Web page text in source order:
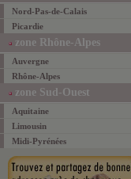
Nord-Pas-de-Calais
Picardie
zone Rhône-Alpes
Auvergne
Rhône-Alpes
zone Sud-Ouest
Aquitaine
Limousin
Midi-Pyrénées